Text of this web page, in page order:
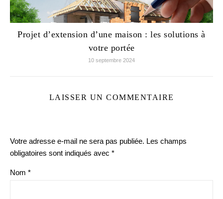
Projet d’extension d’une maison : les solutions à
votre portée
10 septembre 2024
LAISSER UN COMMENTAIRE
Votre adresse e-mail ne sera pas publiée. Les champs
obligatoires sont indiqués avec *
Nom *